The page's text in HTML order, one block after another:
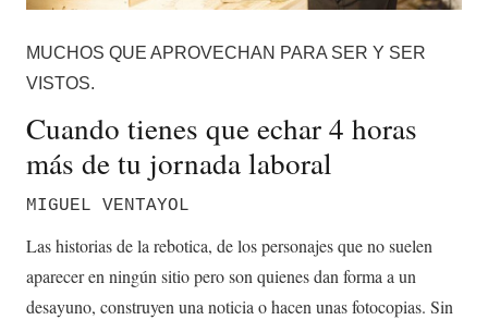
MUCHOS QUE APROVECHAN PARA SER Y SER
VISTOS.
Cuando tienes que echar 4 horas
más de tu jornada laboral
MIGUEL VENTAYOL
Las historias de la rebotica, de los personajes que no suelen
aparecer en ningún sitio pero son quienes dan forma a un
desayuno, construyen una noticia o hacen unas fotocopias. Sin